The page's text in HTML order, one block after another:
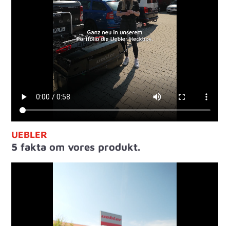
UEBLER
5 fakta om vores produkt.